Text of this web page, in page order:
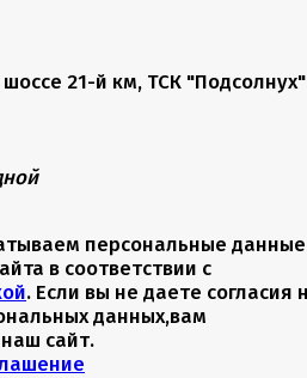
21-й км, ТСК "Подсолнух"
персональные данные
в соответствии с
. Если вы не даете согласия
данных,вам
сайт.